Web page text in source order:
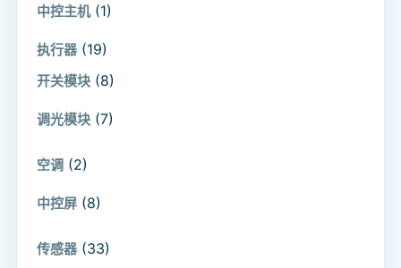
中控主机 (1)
执行器 (19)
开关模块 (8)
调光模块 (7)
空调 (2)
中控屏 (8)
传感器 (33)